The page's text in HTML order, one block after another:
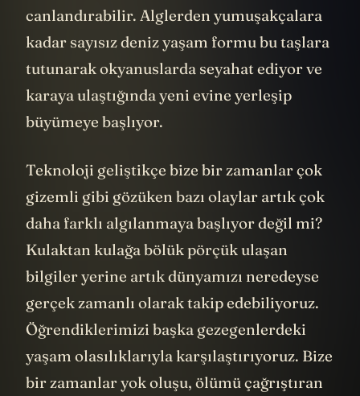
canlandırabilir. Alglerden yumuşakçalara
kadar sayısız deniz yaşam formu bu taşlara
tutunarak okyanuslarda seyahat ediyor ve
karaya ulaştığında yeni evine yerleşip
büyümeye başlıyor.
Teknoloji geliştikçe bize bir zamanlar çok
gizemli gibi gözüken bazı olaylar artık çok
daha farklı algılanmaya başlıyor değil mi?
Kulaktan kulağa bölük pörçük ulaşan
bilgiler yerine artık dünyamızı neredeyse
gerçek zamanlı olarak takip edebiliyoruz.
Öğrendiklerimizi başka gezegenlerdeki
yaşam olasılıklarıyla karşılaştırıyoruz. Bize
bir zamanlar yok oluşu, ölümü çağrıştıran